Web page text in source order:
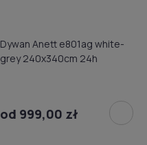
Dywan Anett e801ag white-
grey 240x340cm 24h
od 999,00 zł